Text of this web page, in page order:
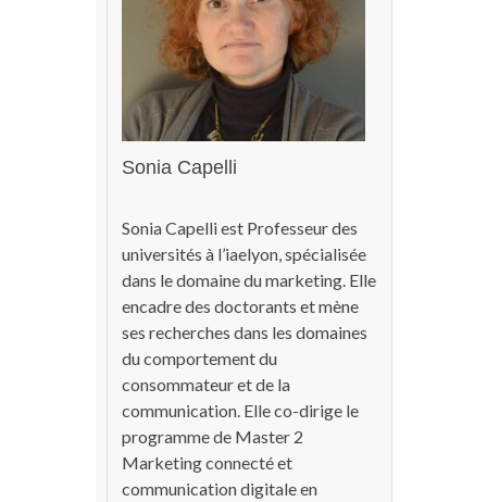
Sonia Capelli
Sonia Capelli est Professeur des
universités à l’iaelyon, spécialisée
dans le domaine du marketing. Elle
encadre des doctorants et mène
ses recherches dans les domaines
du comportement du
consommateur et de la
communication. Elle co-dirige le
programme de Master 2
Marketing connecté et
communication digitale en